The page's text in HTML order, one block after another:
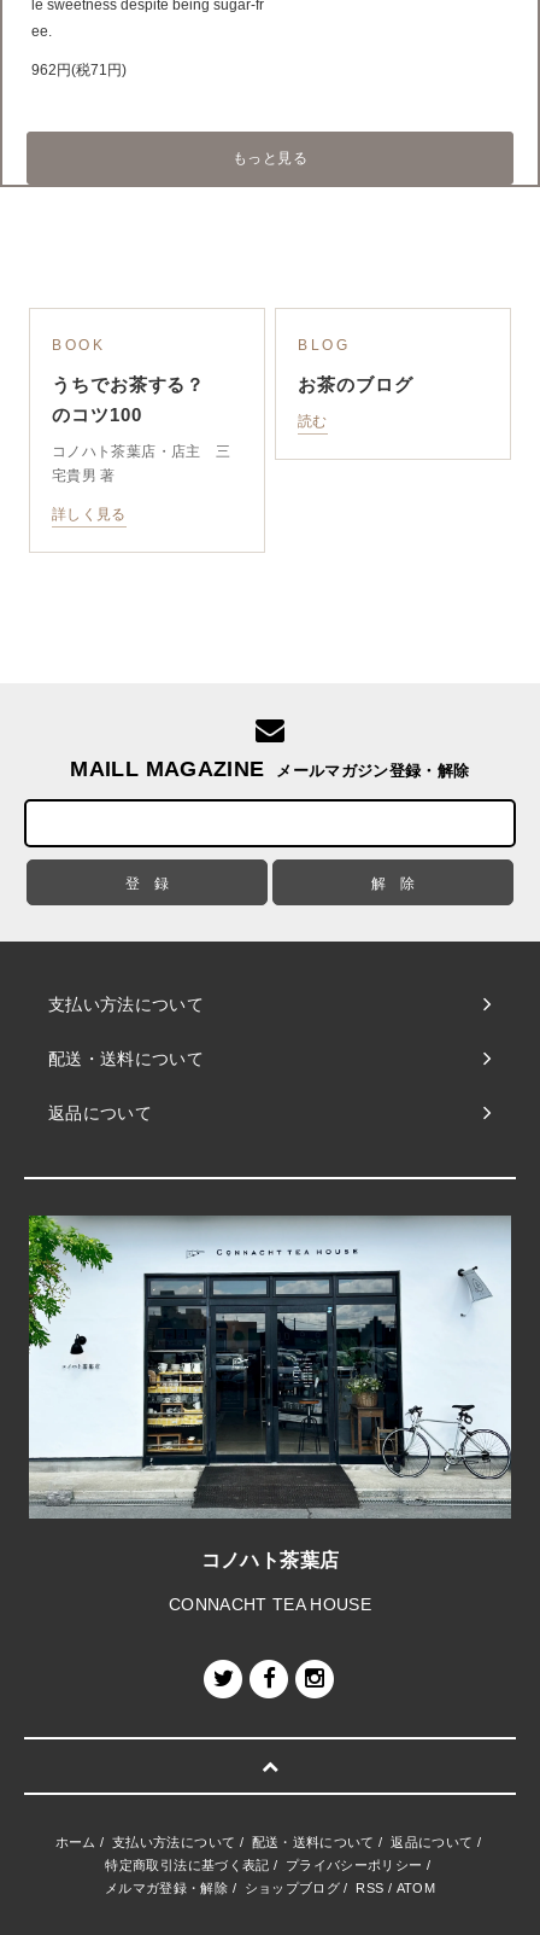
le sweetness despite being sugar-fr
ee.
962円(税71円)
もっと見る
BOOK
うちでお茶する？
のコツ100
コノハト茶葉店・店主 三
宅貴男 著
詳しく見る
BLOG
お茶のブログ
読む
MAILL MAGAZINE メールマガジン登録・解除
支払い方法について
配送・送料について
返品について
コノハト茶葉店
CONNACHT TEA HOUSE
ホーム / 支払い方法について / 配送・送料について / 返品について /
特定商取引法に基づく表記 / プライバシーポリシー /
メルマガ登録・解除 / ショップブログ / RSS / ATOM